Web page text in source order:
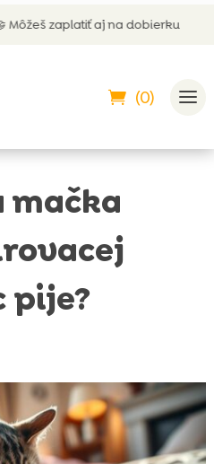
aj na dobierku
(0)
mačka
pije?